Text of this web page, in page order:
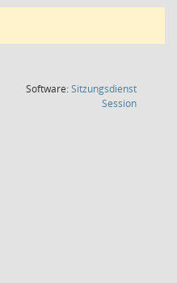
Software:Sitzungsdienst
Session(Wird in